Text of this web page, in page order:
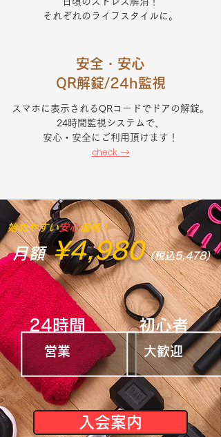
それぞれのライフスタイルに 。
安全・安心
QR解錠/24h監視
スマホに表示されるQRコードでドアの解錠。
​24時間監視システムで、
安心・安全にご利用頂けます！
check →
​月額 ¥4,980 (税込5,478)
24時間
​営業
入会案内
始めやすい安心価格！
初心者
大​歓迎